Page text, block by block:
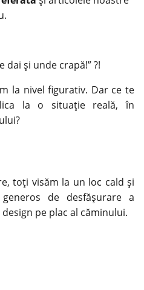
dai şi unde crapă!” ?!
la nivel figurativ. Dar ce te
la o situaţie reală, în
toţi visăm la un loc cald şi
de desfăşurare a
pe plac al căminului.